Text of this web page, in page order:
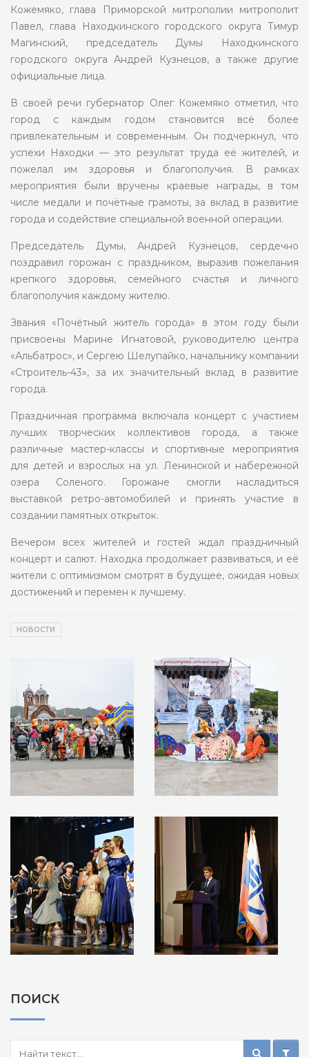
Кожемяко, глава Приморской митрополии митрополит
Павел, глава Находкинского городского округа Тимур
Магинский, председатель Думы Находкинского
городского округа Андрей Кузнецов, а также другие
официальные лица.
В своей речи губернатор Олег Кожемяко отметил, что
город с каждым годом становится всё более
привлекательным и современным. Он подчеркнул, что
успехи Находки — это результат труда её жителей, и
пожелал им здоровья и благополучия. В рамках
мероприятия были вручены краевые награды, в том
числе медали и почётные грамоты, за вклад в развитие
города и содействие специальной военной операции.
Председатель Думы, Андрей Кузнецов, сердечно
поздравил горожан с праздником, выразив пожелания
крепкого здоровья, семейного счастья и личного
благополучия каждому жителю.
Звания «Почётный житель города» в этом году были
присвоены Марине Игнатовой, руководителю центра
«Альбатрос», и Сергею Шелупайко, начальнику компании
«Строитель-43», за их значительный вклад в развитие
города.
Праздничная программа включала концерт с участием
лучших творческих коллективов города, а также
различные мастер-классы и спортивные мероприятия
для детей и взрослых на ул. Ленинской и набережной
озера Соленого. Горожане смогли насладиться
выставкой ретро-автомобилей и принять участие в
создании памятных открыток.
Вечером всех жителей и гостей ждал праздничный
концерт и салют. Находка продолжает развиваться, и её
жители с оптимизмом смотрят в будущее, ожидая новых
достижений и перемен к лучшему.
НОВОСТИ
ПОИСК